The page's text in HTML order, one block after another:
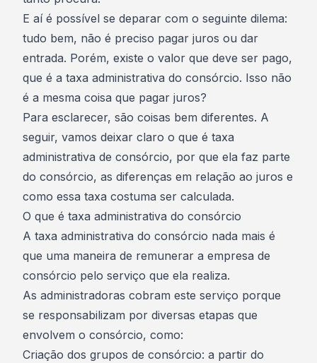
E aí é possível se deparar com o seguinte dilema:
tudo bem, não é preciso pagar juros ou dar
entrada. Porém, existe o valor que deve ser pago,
que é a taxa administrativa do consórcio. Isso não
é a mesma coisa que pagar juros?
Para esclarecer, são coisas bem diferentes. A
seguir, vamos deixar claro o que é taxa
administrativa de consórcio, por que ela faz parte
do consórcio, as diferenças em relação ao juros e
como essa taxa costuma ser calculada.
O que é taxa administrativa do consórcio
A taxa administrativa do consórcio nada mais é
que uma maneira de remunerar a empresa de
consórcio pelo serviço que ela realiza.
As administradoras cobram este serviço porque
se responsabilizam por diversas etapas que
envolvem o consórcio, como:
Criação dos grupos de consórcio: a partir do